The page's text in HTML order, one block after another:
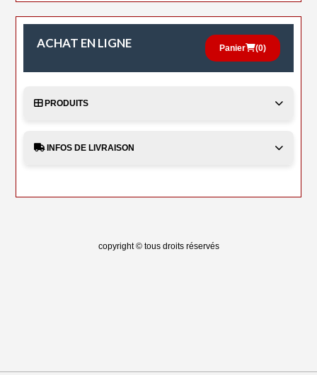
ACHAT EN LIGNE Panier (0)
PRODUITS
INFOS DE LIVRAISON
copyright © tous droits réservés